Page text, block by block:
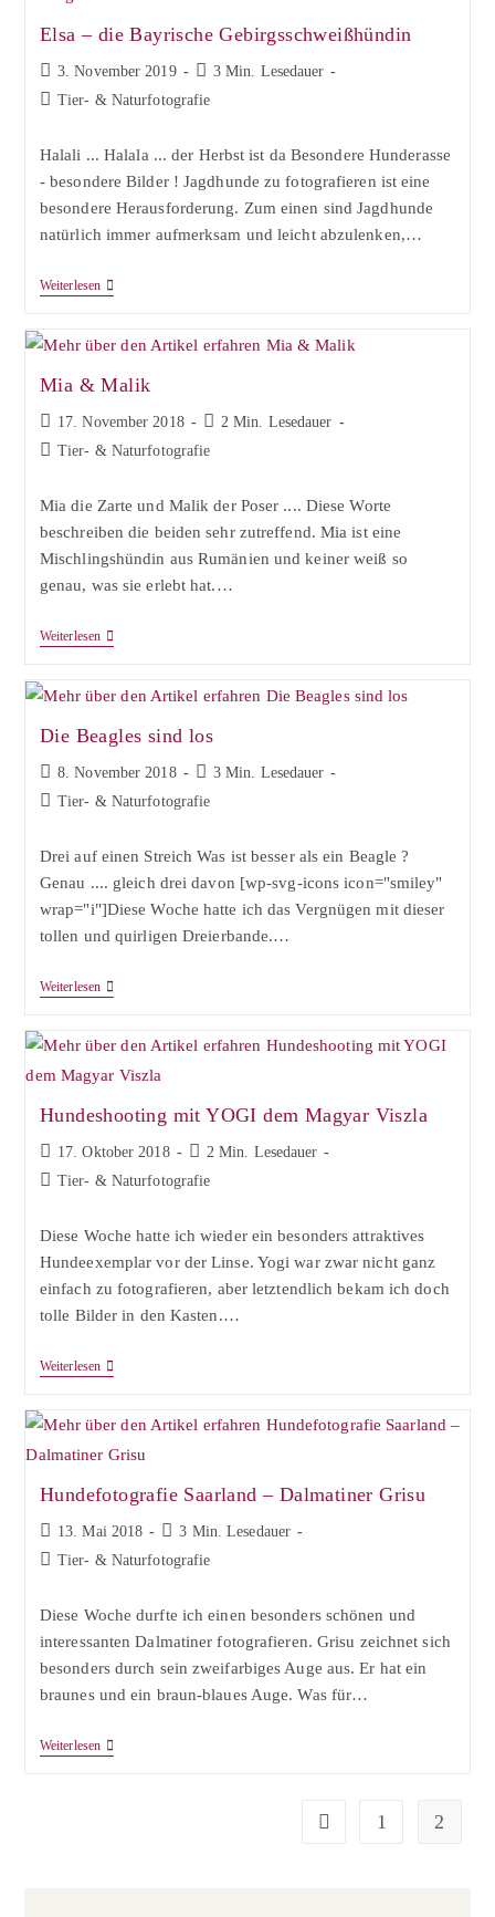
Elsa – die Bayrische Gebirgsschweißhündin
Beitrag
veröffentlicht:
3. November 2019 Lesedauer:
3 Min. Lesedauer
Beitrags-
Tier- & Naturfotografie
Halali ... Halala ... der Herbst ist da Besondere Hunderasse
- besondere Bilder ! Jagdhunde zu fotografieren ist eine
besondere Herausforderung. Zum einen sind Jagdhunde
natürlich immer aufmerksam und leicht abzulenken,…
WeiterlesenElsa
Bayrische
Gebirgsschweißhündin
Mia & Malik
Beitrag
veröffentlicht:
17. November 2018 Lesedauer:
2 Min. Lesedauer
Beitrags-
Tier- & Naturfotografie
Mia die Zarte und Malik der Poser .... Diese Worte
beschreiben die beiden sehr zutreffend. Mia ist eine
Mischlingshündin aus Rumänien und keiner weiß so
genau, was sie erlebt hat.…
WeiterlesenMia
Die Beagles sind los
Beitrag
veröffentlicht:
8. November 2018 Lesedauer:
3 Min. Lesedauer
Beitrags-
Tier- & Naturfotografie
Drei auf einen Streich Was ist besser als ein Beagle ?
Genau .... gleich drei davon [wp-svg-icons icon="smiley"
wrap="i"]Diese Woche hatte ich das Vergnügen mit dieser
tollen und quirligen Dreierbande.…
WeiterlesenDie
Hundeshooting mit YOGI dem Magyar Viszla
Beitrag
veröffentlicht:
17. Oktober 2018 Lesedauer:
2 Min. Lesedauer
Beitrags-
Tier- & Naturfotografie
Diese Woche hatte ich wieder ein besonders attraktives
Hundeexemplar vor der Linse. Yogi war zwar nicht ganz
einfach zu fotografieren, aber letztendlich bekam ich doch
tolle Bilder in den Kasten.…
WeiterlesenHundeshooting
Dem
Viszla
Hundefotografie Saarland – Dalmatiner Grisu
Beitrag
veröffentlicht:
13. Mai 2018 Lesedauer:
3 Min. Lesedauer
Beitrags-
Tier- & Naturfotografie
Diese Woche durfte ich einen besonders schönen und
interessanten Dalmatiner fotografieren. Grisu zeichnet sich
besonders durch sein zweifarbiges Auge aus. Er hat ein
braunes und ein braun-blaues Auge. Was für…
WeiterlesenHundefotografie
Zur vorherigen Seite
1 2